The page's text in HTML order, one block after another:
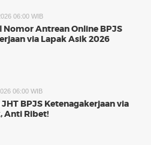
06:00 WIB
Nomor Antrean Online BPJS
via Lapak Asik 2026
06:00 WIB
BPJS Ketenagakerjaan via
Anti Ribet!